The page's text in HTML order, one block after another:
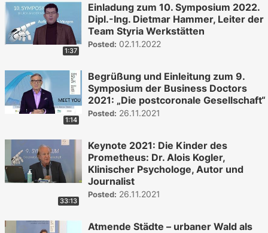
1:37
Einladung zum 10. Symposium 2022.
Dipl.-Ing. Dietmar Hammer, Leiter der
Team Styria Werkstätten
Posted: 02.11.2022
1:14
Begrüßung und Einleitung zum 9.
Symposium der Business Doctors
2021: „Die postcoronale Gesellschaft“
Posted: 26.11.2021
33:13
Keynote 2021: Die Kinder des
Prometheus: Dr. Alois Kogler,
Klinischer Psychologe, Autor und
Journalist
Posted: 26.11.2021
Atmende Städte – urbaner Wald als